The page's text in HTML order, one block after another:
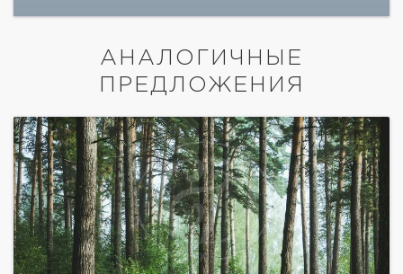
АНАЛОГИЧНЫЕ
ПРЕДЛОЖЕНИЯ